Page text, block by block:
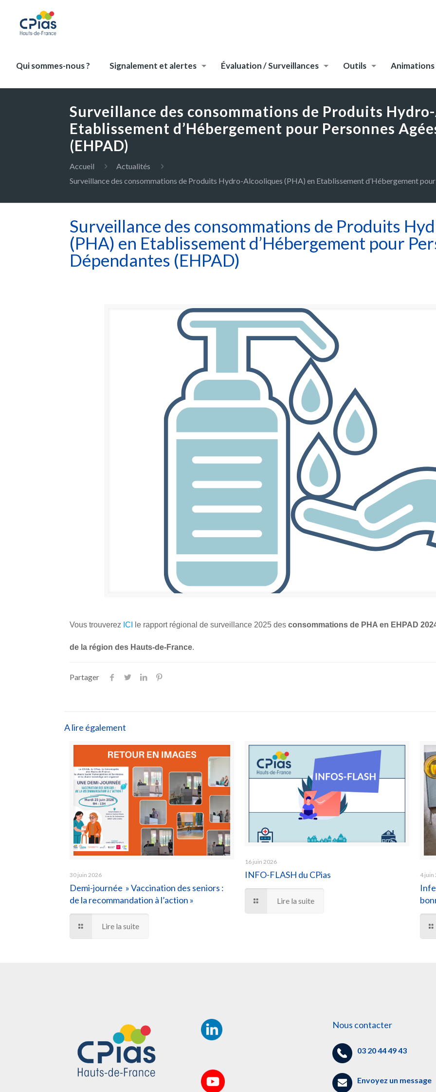
Qui sommes-nous ? Signalement et alertes Évaluation / Surveillances Outils Animations
Surveillance des consommations de Produits
Etablissement d’Hébergement pour Personnes
(EHPAD)
Accueil
Actualités
Surveillance des consommations de Produits Hydro-Alcooliques (PHA) en Etablissement d’Hébergement
Surveillance des consommations de Produits
(PHA) en Etablissement d’Hébergement pour
Dépendantes (EHPAD)
Vous trouverez ICI le rapport régional de surveillance 2025 des consommations de PHA en EHPAD
de la région des Hauts-de-France.
Partager
A lire également
30 juin 2026
Demi-journée » Vaccination des seniors :
de la recommandation à l’action »
Lire la suite
16 juin 2026
INFO-FLASH du CPias
Lire la suite
4 juin
Nous contacter
03 20 44 49 43
Envoyez un message